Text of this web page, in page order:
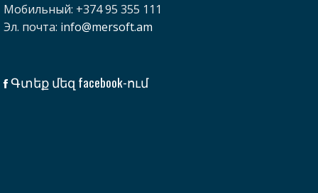
Мобильный: +374 95 355 111
Эл. почта: info@mersoft.am
Գտեք մեզ facebook-ում